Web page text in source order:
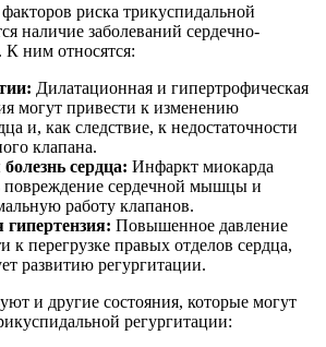
риска трикуспидальной
наличие заболеваний сердечно-
К ним относятся:
Дилатационная и гипертрофическая
могут привести к изменению
и, как следствие, к недостаточности
клапана.
сердца: Инфаркт миокарда
повреждение сердечной мышцы и
работу клапанов.
Повышенное давление
к перегрузке правых отделов сердца,
развитию регургитации.
и другие состояния, которые могут
регургитации: